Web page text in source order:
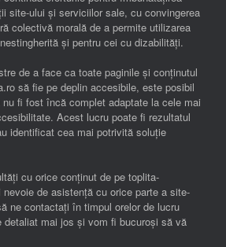
site-ului și serviciilor sale, cu convingerea
colectivă morală de a permite utilizarea
și pentru cei cu dizabilități.
de a face ca toate paginile și conținutul
să fie pe deplin accesibile, este posibil
fi fost încă complet adaptate la cele mai
Acest lucru poate fi rezultatul
identificat cea mai potrivită soluție
cu orice conținut de pe toplita-
nevoie de asistență cu orice parte a site-
ne contactați în timpul orelor de lucru
detaliat mai jos și vom fi bucuroși să vă